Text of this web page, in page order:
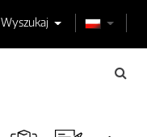
Wyszukaj